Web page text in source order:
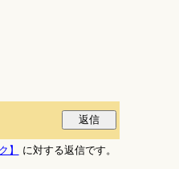
】 に対する返信です。